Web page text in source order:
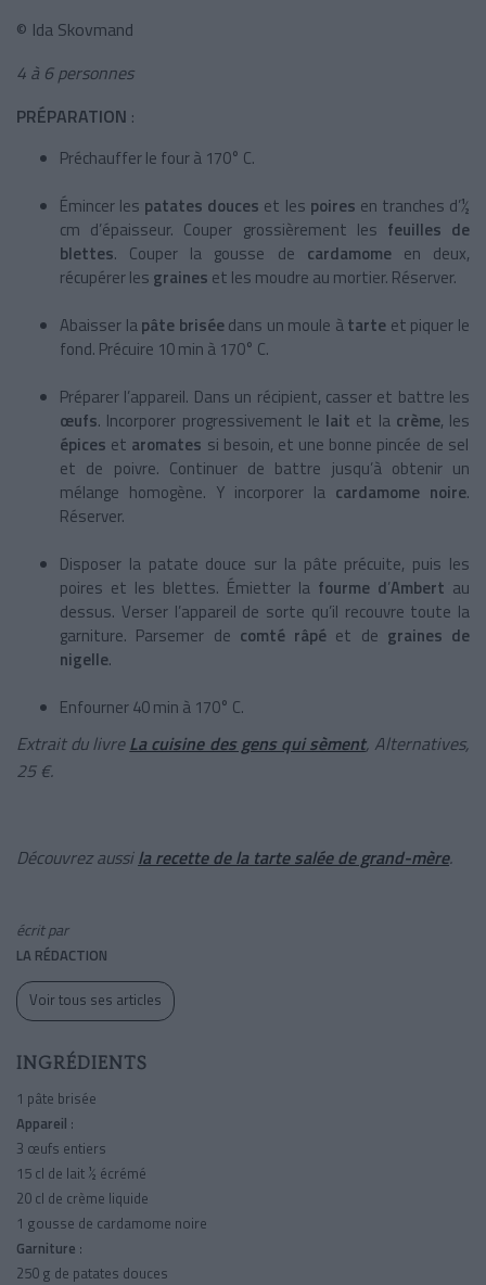
© Ida Skovmand
4 à 6 personnes
PRÉPARATION :
Préchauffer le four à 170° C.
Émincer les patates douces et les poires en tranches d’½
cm d’épaisseur. Couper grossièrement les feuilles de
blettes. Couper la gousse de cardamomeen deux,
récupérer les graines et les moudre au mortier. Réserver.
Abaisser lapâte briséedans un moule àtarte et piquer le
fond. Précuire 10 min à 170° C.
Préparer l’appareil. Dans un récipient, casser et battre les
œufs. Incorporer progressivement le lait et la crème, les
épices et aromates si besoin, et une bonne pincée de sel
et de poivre. Continuer de battre jusqu’à obtenir un
mélange homogène. Y incorporer la cardamome noire.
Réserver.
Disposer la patate douce sur la pâte précuite, puis les
poires et les blettes. Émietter la fourme d’Ambert au
dessus. Verser l’appareil de sorte qu’il recouvre toute la
garniture. Parsemer de comté râpé et de graines de
nigelle.
Enfourner 40 min à 170° C.
Extrait du livreLa cuisine des gens qui sèment, Alternatives,
25 €.
Découvrez aussila recette de la tarte salée de grand-mère.
écrit par
LA RÉDACTION
Voir tous ses articles
INGRÉDIENTS
1 pâte brisée
Appareil :
3 œufs entiers
15 cl de lait ½ écrémé
20 cl de crème liquide
1 gousse de cardamome noire
Garniture :
250 g de patates douces